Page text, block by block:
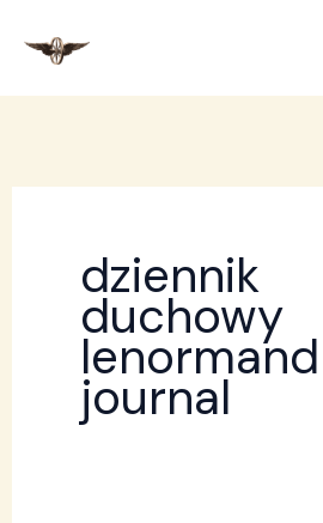
treści
dziennik
duchowy
lenormand
journal